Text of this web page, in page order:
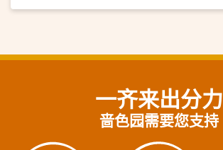
一齐来出分力
啬色园需要您支持